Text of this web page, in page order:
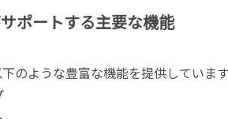
ポートする主要な機能
のような豊富な機能を提供しています